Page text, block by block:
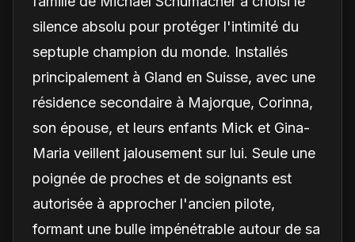
silence absolu pour protéger l'intimité du
septuple champion du monde. Installés
principalement à Gland en Suisse, avec une
résidence secondaire à Majorque, Corinna,
son épouse, et leurs enfants Mick et Gina-
Maria veillent jalousement sur lui. Seule une
poignée de proches et de soignants est
autorisée à approcher l'ancien pilote,
formant une bulle impénétrable autour de sa